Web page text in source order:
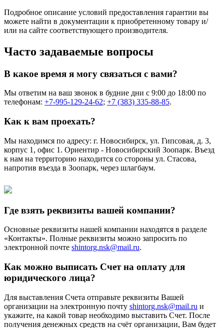
Подробное описание условий предоставления гарантии вы
можете найти в документации к приобретенному товару и/
или на сайте соответствующего производителя.
Часто задаваемые вопросы
В какое время я могу связаться с вами?
Мы ответим на ваш звонок в будние дни с 9:00 до 18:00 по
телефонам: +7-995-129-24-62; +7 (383) 335-88-85.
Как к вам проехать?
Мы находимся по адресу: г. Новосибирск, ул. Гипсовая, д. 3,
корпус 1, офис 1. Ориентир - Новосибирский Зоопарк. Въезд
к нам на территорию находится со стороны ул. Стасова,
напротив въезда в Зоопарк, через шлагбаум.
Где взять реквизиты вашей компании?
Основные реквизиты нашей компании находятся в разделе
«Контакты». Полные реквизиты можно запросить по
электронной почте shintorg.nsk@mail.ru.
Как можно выписать Счет на оплату для
юридического лица?
Для выставления Счета отправьте реквизиты Вашей
организации на электронную почту shintorg.nsk@mail.ru и
укажите, на какой товар необходимо выставить Счет. После
получения денежных средств на счёт организации, Вам будет